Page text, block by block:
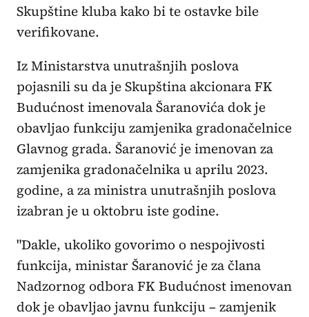
Skupštine kluba kako bi te ostavke bile
verifikovane.
Iz Ministarstva unutrašnjih poslova
pojasnili su da je Skupština akcionara FK
Budućnost imenovala Šaranovića dok je
obavljao funkciju zamjenika gradonačelnice
Glavnog grada. Šaranović je imenovan za
zamjenika gradonačelnika u aprilu 2023.
godine, a za ministra unutrašnjih poslova
izabran je u oktobru iste godine.
"Dakle, ukoliko govorimo o nespojivosti
funkcija, ministar Šaranović je za člana
Nadzornog odbora FK Budućnost imenovan
dok je obavljao javnu funkciju – zamjenik